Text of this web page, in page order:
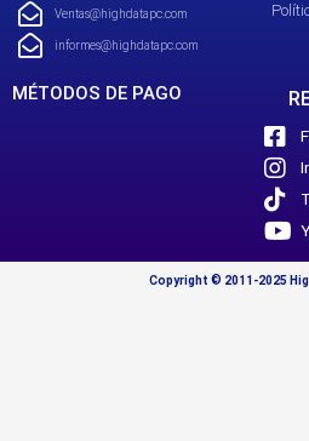
Ventas@highdatapc.com
informes@highdatapc.com
MÉTODOS DE PAGO
Copyright © 2011-2025